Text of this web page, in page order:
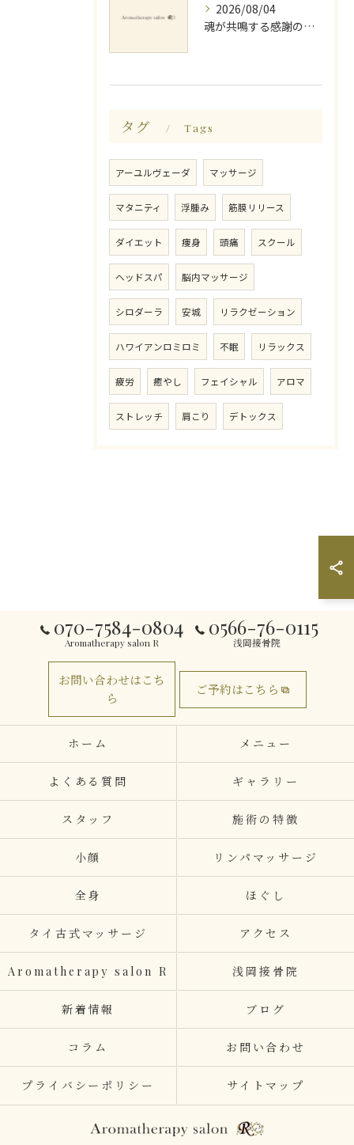
2026/08/04
魂が共鳴する感謝の心と天地創造
タグ Tags
アーユルヴェーダ マッサージ
マタニティ 浮腫み 筋膜リリース
ダイエット 痩身 頭痛 スクール
ヘッドスパ 脳内マッサージ
シロダーラ 安城 リラクゼーション
ハワイアンロミロミ 不眠 リラックス
疲労 癒やし フェイシャル アロマ
ストレッチ 肩こり デトックス
070-7584-0804
Aromatherapy salon R
0566-76-0115
浅岡接骨院
お問い合わせはこち
ら
ご予約はこちら
ホーム メニュー
よくある質問 ギャラリー
スタッフ 施術の特徴
小顔 リンパマッサージ
全身 ほぐし
タイ古式マッサージ アクセス
Aromatherapy salon R 浅岡接骨院
新着情報 ブログ
コラム お問い合わせ
プライバシーポリシー サイトマップ